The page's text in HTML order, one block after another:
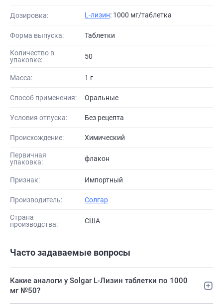
Дозировка: L-лизин: 1000 мг/таблетка
Форма выпуска: Таблетки
Количество в
упаковке:
50
Масса: 1 г
Способ применения: Оральные
Условия отпуска: Без рецепта
Происхождение: Химический
Первичная
упаковка:
флакон
Признак: Импортный
Производитель: Солгар
Страна
производства:
США
Часто задаваемые вопросы
Какие аналоги у Solgar L-Лизин таблетки по 1000
мг №50?